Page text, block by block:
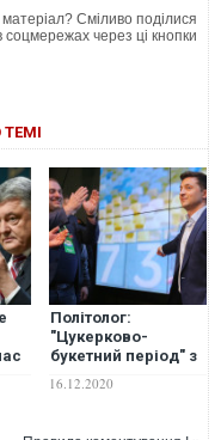
Сміливо поділися
соцмережах через ці кнопки
Політолог:
"Цукерково-
букетний період" з
кредитом довіри в
16.12.2020